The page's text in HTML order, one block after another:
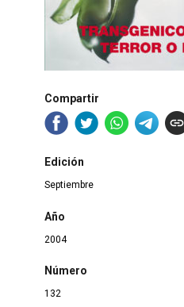
Compartir
Edición
Septiembre
Año
2004
Número
132